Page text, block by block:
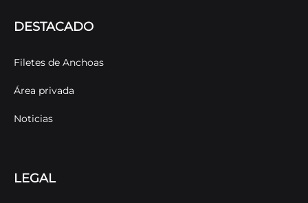
DESTACADO
Filetes de Anchoas
Área privada
Noticias
LEGAL